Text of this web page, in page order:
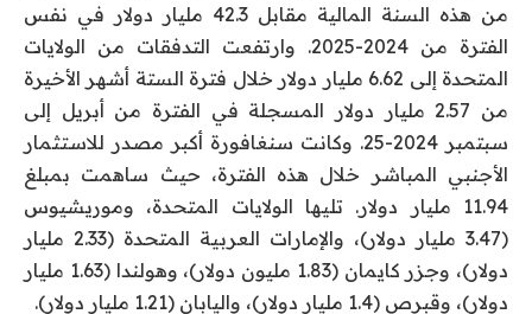
من هذه السنة المالية مقابل 42.3 مليار دولار في نفس
الفترة من 2024-2025. وارتفعت التدفقات من الولايات
المتحدة إلى 6.62 مليار دولار خلال فترة الستة أشهر الأخيرة
من 2.57 مليار دولار المسجلة في الفترة من أبريل إلى
سبتمبر 2024-25. وكانت سنغافورة أكبر مصدر للاستثمار
الأجنبي المباشر خلال هذه الفترة، حيث ساهمت بمبلغ
11.94 مليار دولار. تليها الولايات المتحدة، وموريشيوس
(3.47 مليار دولار)، والإمارات العربية المتحدة (2.33 مليار
دولار)، وجزر كايمان (1.83 مليون دولار)، وهولندا (1.63 مليار
دولار)، وقبرص (1.4 مليار دولار)، واليابان (1.21 مليار دولار).